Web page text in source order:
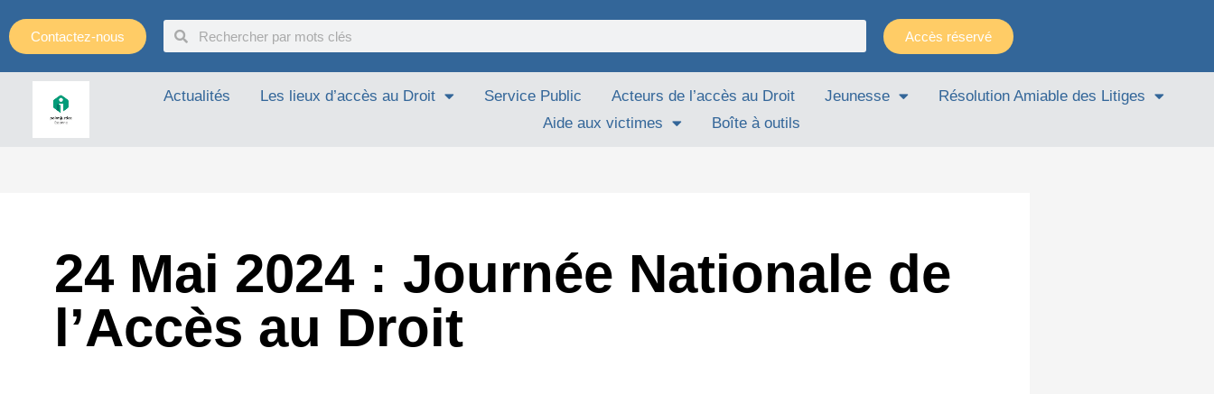
Contactez-nous Accès réservé
Actualités Les lieux d’accès au Droit Service Public Acteurs de l’accès au Droit Jeunesse
Résolution Amiable des Litiges
Aide aux victimes
Boîte à outils
24 Mai 2024 : Journée Nationale de
l’Accès au Droit